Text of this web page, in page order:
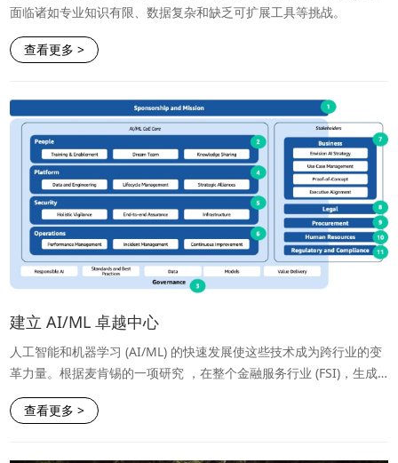
面临诸如专业知识有限、数据复杂和缺乏可扩展工具等挑战。
查看更多 >
建立 AI/ML 卓越中心
人工智能和机器学习 (AI/ML) 的快速发展使这些技术成为跨行业的变
革力量。根据麦肯锡的一项研究 ，在整个金融服务行业 (FSI)，生成
式人工智能预计将为行业带来超过 4000 亿美元 (5%) 的生产力效
益。查看更多 >